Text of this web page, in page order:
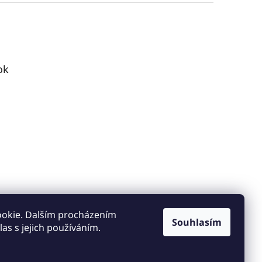
Dalším procházením
s jejich používáním.
Souhlasím